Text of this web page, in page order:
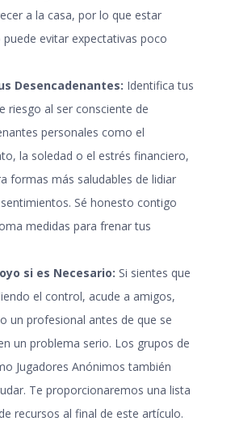
a la casa, por lo que estar
evitar expectativas poco
Desencadenantes: Identifica tus
riesgo al ser consciente de
personales como el
la soledad o el estrés financiero,
formas más saludables de lidiar
Sé honesto contigo
medidas para frenar tus
si es Necesario: Si sientes que
el control, acude a amigos,
un profesional antes de que se
un problema serio. Los grupos de
Jugadores Anónimos también
Te proporcionaremos una lista
recursos al final de este artículo.